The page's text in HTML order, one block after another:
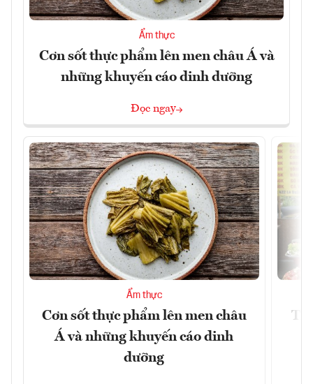
Ẩm thực
Cơn sốt thực phẩm lên men châu Á và
những khuyến cáo dinh dưỡng
Đọc ngay
Ẩm thực
Cơn sốt thực phẩm lên men châu
Á và những khuyến cáo dinh
dưỡng